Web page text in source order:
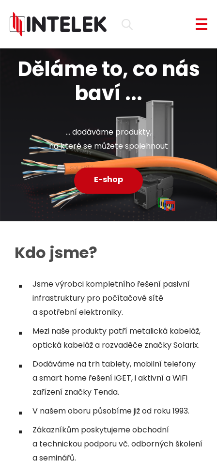
Děláme to, co nás
baví ...
... dodáváme produkty,
na které se můžete spolehnout
E-shop
Kdo jsme?
Jsme výrobci kompletního řešení pasivní
infrastruktury pro počítačové sítě
a spotřební elektroniky.
Mezi naše produkty patří metalická kabeláž,
optická kabeláž a rozvaděče značky Solarix.
Dodáváme na trh tablety, mobilní telefony
a smart home řešení iGET, i aktivní a WiFi
zařízení značky Tenda.
V našem oboru působíme již od roku 1993.
Zákazníkům poskytujeme obchodní
a technickou podporu vč. odborných školení
a seminářů.